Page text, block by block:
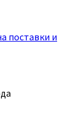
поставки и